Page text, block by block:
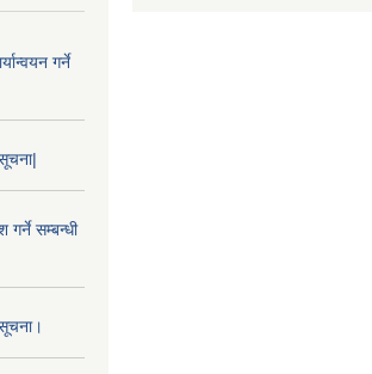
गर्ने
गर्ने सम्बन्धी